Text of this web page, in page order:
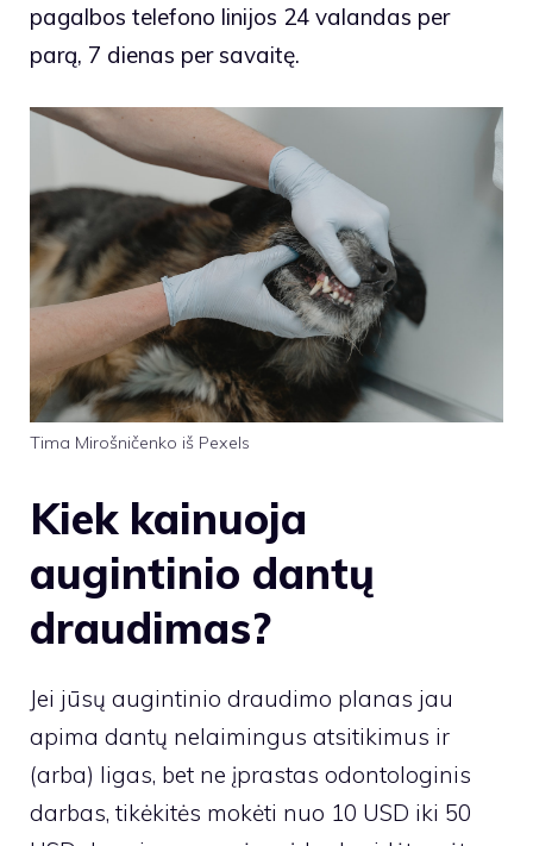
pagalbos telefono linijos 24 valandas per
parą, 7 dienas per savaitę.
Tima Mirošničenko iš Pexels
Kiek kainuoja
augintinio dantų
draudimas?
Jei jūsų augintinio draudimo planas jau
apima dantų nelaimingus atsitikimus ir
(arba) ligas, bet ne įprastas odontologinis
darbas, tikėkitės mokėti nuo 10 USD iki 50